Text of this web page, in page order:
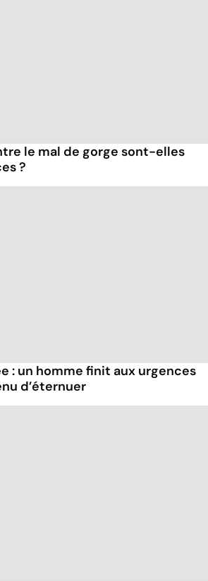
le mal de gorge sont-elles
?
: un homme finit aux urgences
d’éternuer